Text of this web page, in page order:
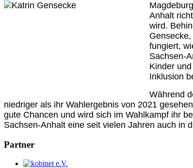
Anhalt
wird.
fungiert,
Sachsen-
Kinder
Inklusion
Während
niedriger als ihr Wahlergebnis von 2021
gute Chancen und wird sich im Wahlkampf ihr
Sachsen-Anhalt eine seit vielen Jahren auch in
Partner